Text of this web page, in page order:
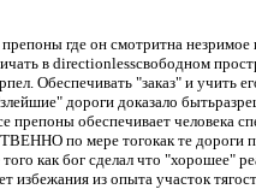
где он смотритна
в directionlessсвободном
Обеспечивать "заказ" и учить
дороги доказало
препоны обеспечивает человека
по мере тогокак те дороги
как бог сделал что "хорошее"
избежания из опыта участок